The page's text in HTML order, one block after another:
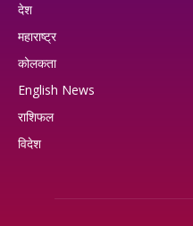
देश
महाराष्ट्र
कोलकता
English News
राशिफल
विदेश